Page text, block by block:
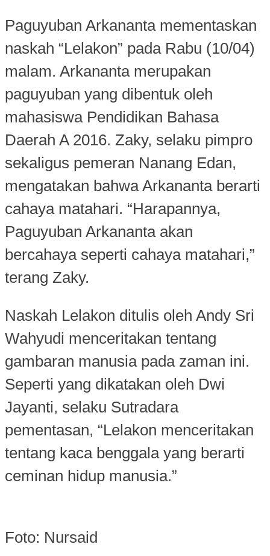
Paguyuban Arkananta mementaskan
naskah “Lelakon” pada Rabu (10/04)
malam. Arkananta merupakan
paguyuban yang dibentuk oleh
mahasiswa Pendidikan Bahasa
Daerah A 2016. Zaky, selaku pimpro
sekaligus pemeran Nanang Edan,
mengatakan bahwa Arkananta berarti
cahaya matahari. “Harapannya,
Paguyuban Arkananta akan
bercahaya seperti cahaya matahari,”
terang Zaky.
Naskah Lelakon ditulis oleh Andy Sri
Wahyudi menceritakan tentang
gambaran manusia pada zaman ini.
Seperti yang dikatakan oleh Dwi
Jayanti, selaku Sutradara
pementasan, “Lelakon menceritakan
tentang kaca benggala yang berarti
ceminan hidup manusia.”
Foto: Nursaid